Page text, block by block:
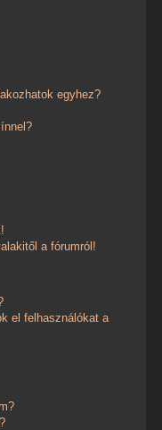
egyhez?
a fórumról!
el felhasználókat a